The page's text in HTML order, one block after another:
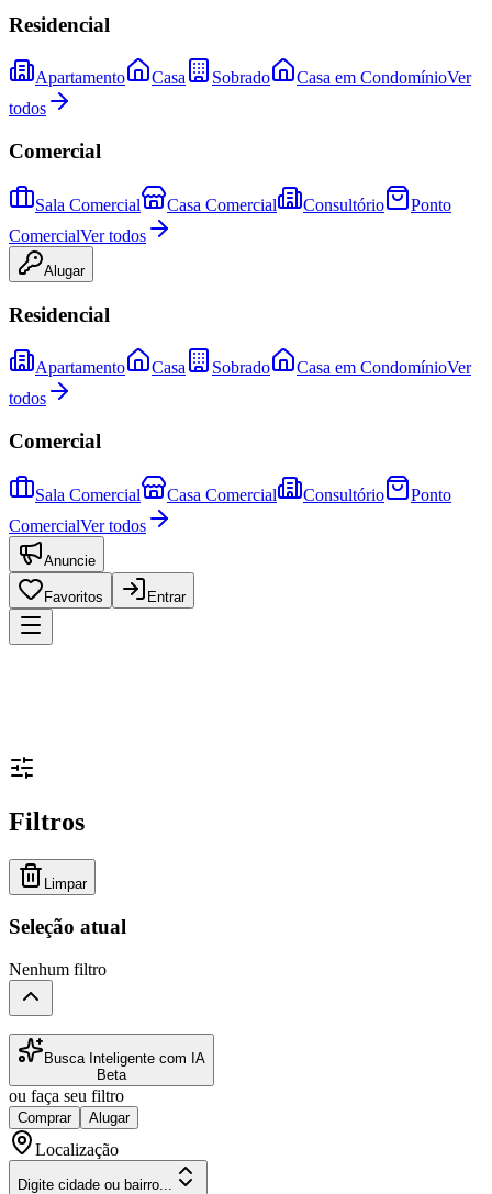
Residencial
Apartamento Casa Sobrado Casa em CondomínioVer
todos
Comercial
Sala Comercial Casa Comercial Consultório
Ponto
ComercialVer todos
Alugar
Residencial
Apartamento Casa Sobrado Casa em CondomínioVer
todos
Comercial
Sala Comercial Casa Comercial Consultório
Ponto
ComercialVer todos
Anuncie
Favoritos Entrar
Filtros
Limpar
Seleção atual
Nenhum filtro
Busca Inteligente com IA
Beta
ou faça seu filtro
Comprar Alugar
Localização
Digite cidade ou bairro...